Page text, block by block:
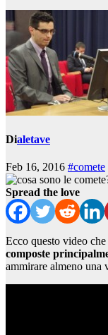
Dialetave
Feb 16, 2016 #comete
Spread the love
Ecco questo video
composte
ammirare almeno una